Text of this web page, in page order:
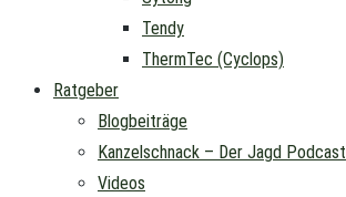
Tendy
ThermTec (Cyclops)
Ratgeber
Blogbeiträge
Kanzelschnack – Der Jagd Podcast
Videos